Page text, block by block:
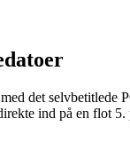
det
ind på en flot 5.